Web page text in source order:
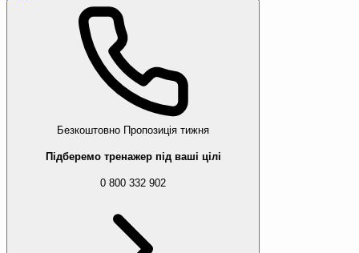
Безкоштовно Пропозиція тижня
Підберемо тренажер під ваші цілі
0 800 332 902